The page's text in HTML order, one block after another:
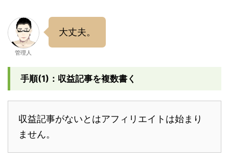
管理人
大丈夫。
手順(1)：収益記事を複数書く
収益記事がないとはアフィリエイトは始まり
ません。